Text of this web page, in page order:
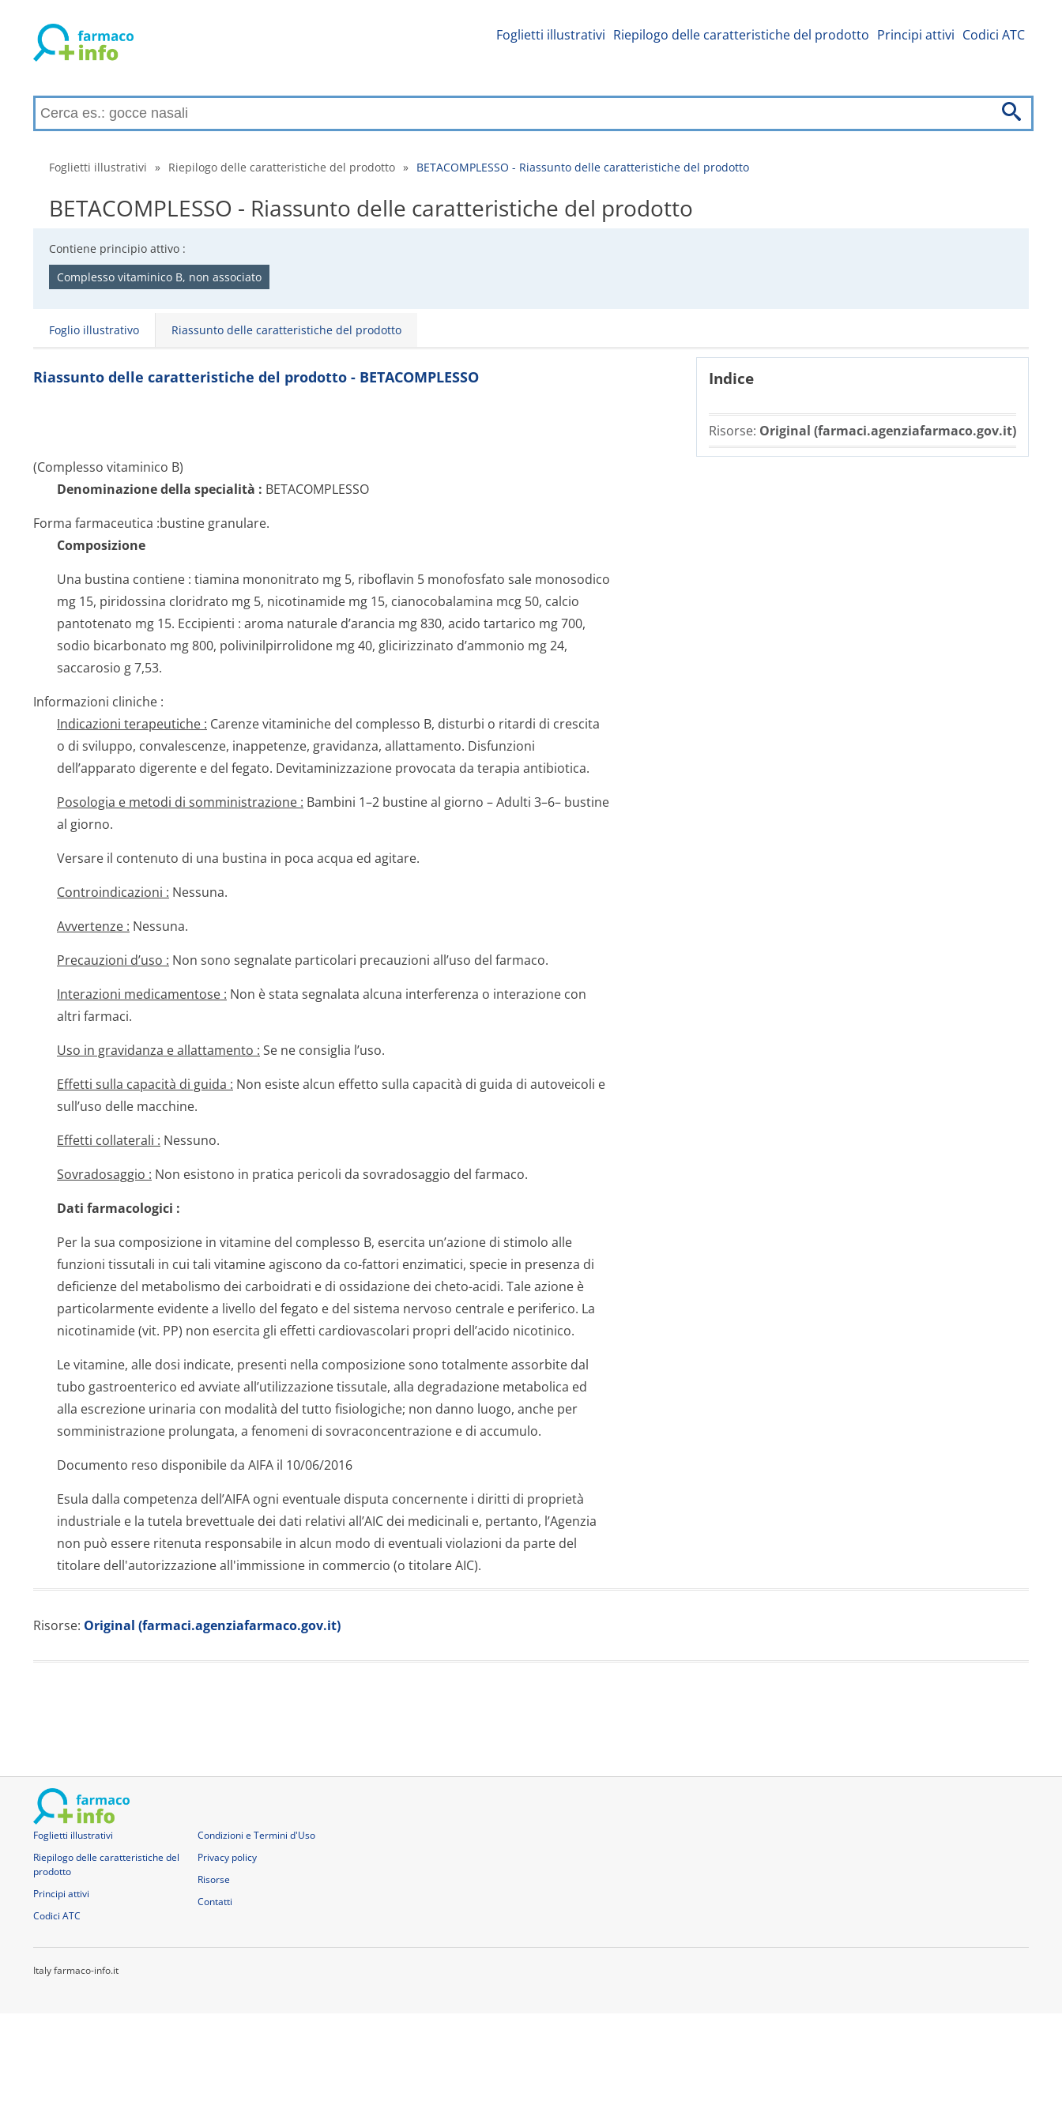
Foglietti illustrativi Riepilogo delle caratteristiche del prodotto Principi attivi Codici ATC
Foglietti illustrativi » Riepilogo delle caratteristiche del prodotto » BETACOMPLESSO - Riassunto delle caratteristiche del prodotto
BETACOMPLESSO - Riassunto delle caratteristiche del prodotto
Contiene principio attivo :
Complesso vitaminico B, non associato
Foglio illustrativo Riassunto delle caratteristiche del prodotto
Indice
Risorse: Original (farmaci.agenziafarmaco.gov.it)
Riassunto delle caratteristiche del prodotto - BETACOMPLESSO
(Complesso vitaminico B)
Denominazione della specialità : BETACOMPLESSO
Forma farmaceutica :bustine granulare.
Composizione
Una bustina contiene : tiamina mononitrato mg 5, riboflavin 5 monofosfato sale monosodico
mg 15, piridossina cloridrato mg 5, nicotinamide mg 15, cianocobalamina mcg 50, calcio
pantotenato mg 15. Eccipienti : aroma naturale d’arancia mg 830, acido tartarico mg 700,
sodio bicarbonato mg 800, polivinilpirro­lidone mg 40, glicirizzinato d’ammonio mg 24,
saccarosio g 7,53.
Informazioni cliniche :
Indicazioni terapeutiche : Carenze vitaminiche del complesso B, disturbi o ritardi di crescita
o di sviluppo, convalescenze, inappetenze, gravidanza, allattamento. Disfunzioni
dell’apparato digerente e del fegato. Devitaminizzazione provocata da terapia antibiotica.
Posologia e metodi di somministrazione : Bambini 1–2 bustine al giorno – Adulti 3–6– bustine
al giorno.
Versare il contenuto di una bustina in poca acqua ed agitare.
Controindicazioni : Nessuna.
Avvertenze : Nessuna.
Precauzioni d’uso : Non sono segnalate particolari precauzioni all’uso del farmaco.
Interazioni medicamentose : Non è stata segnalata alcuna interferenza o interazione con
altri farmaci.
Uso in gravidanza e allattamento : Se ne consiglia l’uso.
Effetti sulla capacità di guida : Non esiste alcun effetto sulla capacità di guida di autoveicoli e
sull’uso delle macchine.
Effetti collaterali : Nessuno.
Sovradosaggio : Non esistono in pratica pericoli da sovradosaggio del farmaco.
Dati farmacologici :
Per la sua composizione in vitamine del complesso B, esercita un’azione di stimolo alle
funzioni tissutali in cui tali vitamine agiscono da co-fattori enzimatici, specie in presenza di
deficienze del metabolismo dei carboidrati e di ossidazione dei cheto-acidi. Tale azione è
particolarmente evidente a livello del fegato e del sistema nervoso centrale e periferico. La
nicotinamide (vit. PP) non esercita gli effetti cardiovascolari propri dell’acido nicotinico.
Le vitamine, alle dosi indicate, presenti nella composizione sono totalmente assorbite dal
tubo gastroenterico ed avviate all’utilizzazione tissutale, alla degradazione metabolica ed
alla escrezione urinaria con modalità del tutto fisiologiche; non danno luogo, anche per
somministrazione prolungata, a fenomeni di sovraconcentrazione e di accumulo.
Documento reso disponibile da AIFA il 10/06/2016
Esula dalla competenza dell’AIFA ogni eventuale disputa concernente i diritti di proprietà
industriale e la tutela brevettuale dei dati relativi all’AIC dei medicinali e, pertanto, l’Agenzia
non può essere ritenuta responsabile in alcun modo di eventuali violazioni da parte del
titolare dell'autorizzazione all'immissione in commercio (o titolare AIC).
Risorse: Original (farmaci.agenziafarmaco.gov.it)
Foglietti illustrativi
Riepilogo delle caratteristiche del
prodotto
Principi attivi
Codici ATC
Condizioni e Termini d'Uso
Privacy policy
Risorse
Contatti
Italy farmaco-info.it